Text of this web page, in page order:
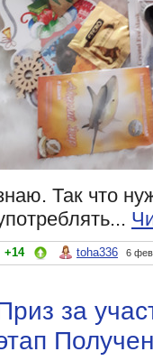
Так что
+14 toha336 6
за